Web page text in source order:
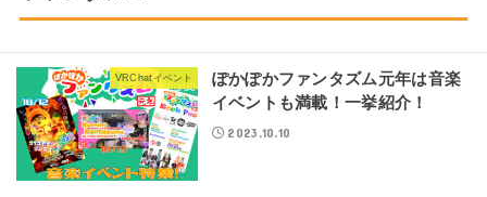
VRChatイベント
ぽかぽかファンタズム元年は音楽
イベントも満載！一挙紹介！
2023.10.10